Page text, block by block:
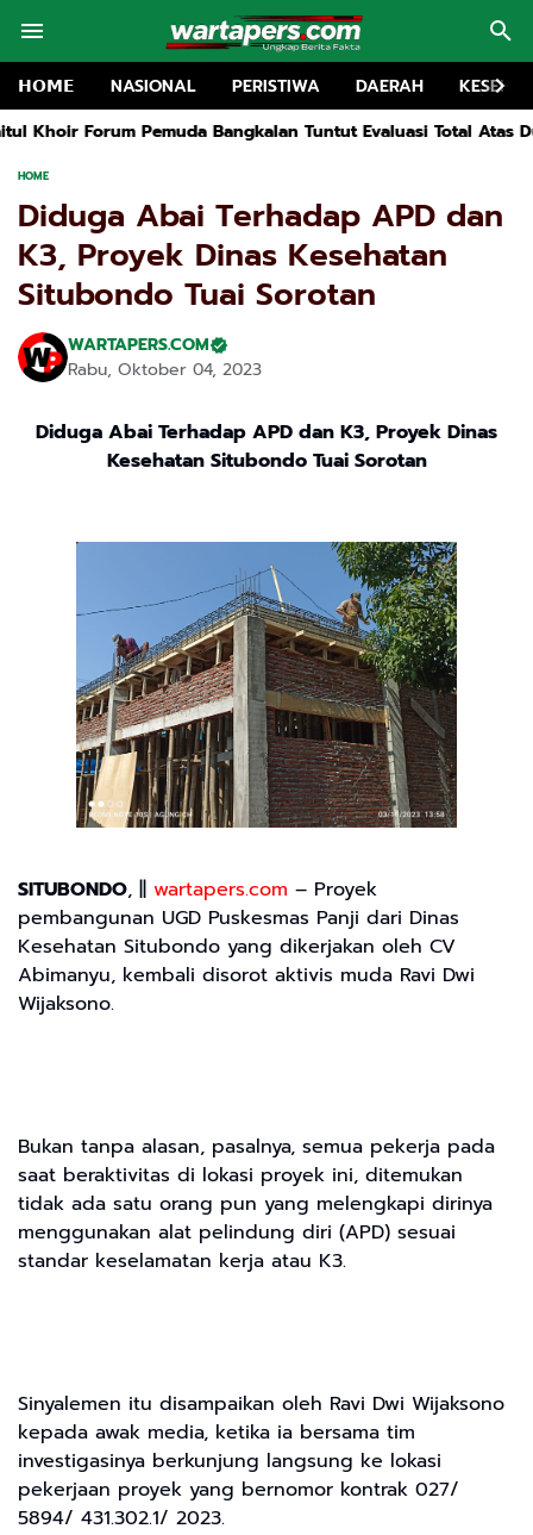
𝗛𝗢𝗠𝗘 NASIONAL PERISTIWA DAERAH
Bangkalan Tuntut Evaluasi Total Atas Dugaan Pencemaran
HOME
Diduga Abai Terhadap APD dan
K3, Proyek Dinas Kesehatan
Situbondo Tuai Sorotan
WARTAPERS.COM
Rabu, Oktober 04, 2023
Diduga Abai Terhadap APD dan K3, Proyek Dinas
Kesehatan Situbondo Tuai Sorotan
SITUBONDO, || wartapers.com – Proyek
pembangunan UGD Puskesmas Panji dari Dinas
Kesehatan Situbondo yang dikerjakan oleh CV
Abimanyu, kembali disorot aktivis muda Ravi Dwi
Wijaksono.
Bukan tanpa alasan, pasalnya, semua pekerja pada
saat beraktivitas di lokasi proyek ini, ditemukan
tidak ada satu orang pun yang melengkapi dirinya
menggunakan alat pelindung diri (APD) sesuai
standar keselamatan kerja atau K3.
Sinyalemen itu disampaikan oleh Ravi Dwi Wijaksono
kepada awak media, ketika ia bersama tim
investigasinya berkunjung langsung ke lokasi
pekerjaan proyek yang bernomor kontrak 027/
5894/ 431.302.1/ 2023.